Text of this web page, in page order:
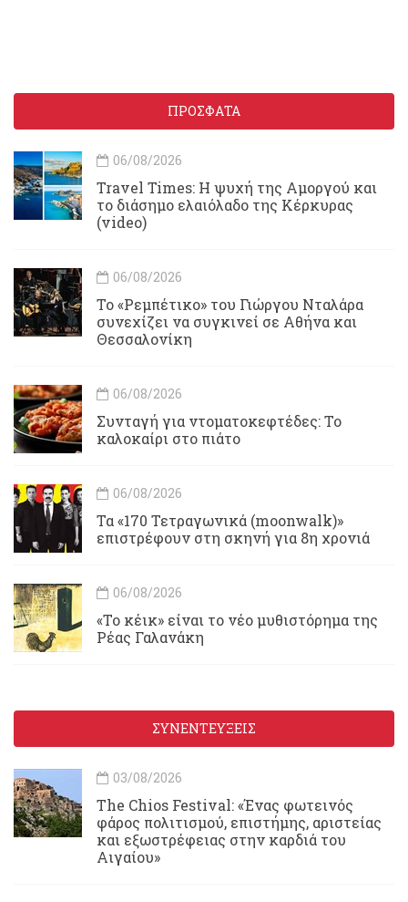
ΠΡΟΣΦΑΤΑ
06/08/2026
Travel Times: H ψυχή της Αμοργού και
το διάσημο ελαιόλαδο της Κέρκυρας
(video)
06/08/2026
Το «Ρεμπέτικο» του Γιώργου Νταλάρα
συνεχίζει να συγκινεί σε Αθήνα και
Θεσσαλονίκη
06/08/2026
Συνταγή για ντοματοκεφτέδες: Το
καλοκαίρι στο πιάτο
06/08/2026
Τα «170 Τετραγωνικά (moonwalk)»
επιστρέφουν στη σκηνή για 8η χρονιά
06/08/2026
«Το κέικ» είναι το νέο μυθιστόρημα της
Ρέας Γαλανάκη
ΣΥΝΕΝΤΕΥΞΕΙΣ
03/08/2026
Τhe Chios Festival: «Ένας φωτεινός
φάρος πολιτισμού, επιστήμης, αριστείας
και εξωστρέφειας στην καρδιά του
Αιγαίου»